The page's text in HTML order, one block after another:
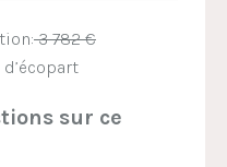
3 782 €
sur ce